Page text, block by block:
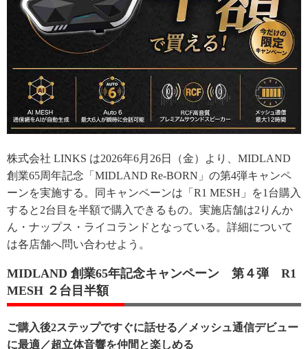
株式会社 LINKS は2026年6月26日（金）より、MIDLAND
創業65周年記念「MIDLAND Re-BORN」の第4弾キャンペ
ーンを実施する。同キャンペーンは「R1 MESH」を1台購入
すると2台目を半額で購入できるもの。実施店舗は2りんか
ん・ナップス・ライコランドとなっている。詳細について
は各店舗へ問い合わせよう。
MIDLAND 創業65年記念キャンペーン 第４弾 R1
MESH ２台目半額
ご購入後2ステップですぐに話せる／メッシュ通信デビュー
に最適／超立体音響を仲間と楽しめる